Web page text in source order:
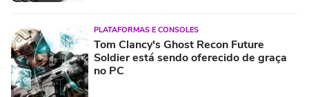
PLATAFORMAS E CONSOLES
Tom Clancy's Ghost Recon Future
Soldier está sendo oferecido de graça
no PC